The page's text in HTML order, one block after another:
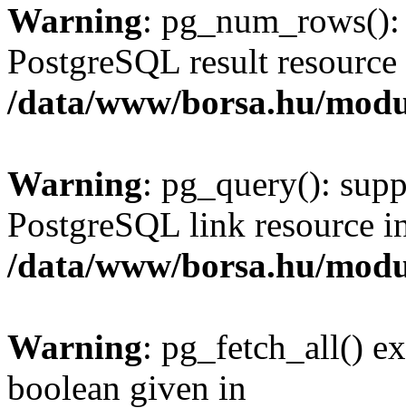
Warning:
PostgreSQL result
/data/www/borsa.hu/
Warning: pg_query():
PostgreSQL link resource
/data/www/borsa.hu/
Warning: pg_fetch_all()
boolean given in